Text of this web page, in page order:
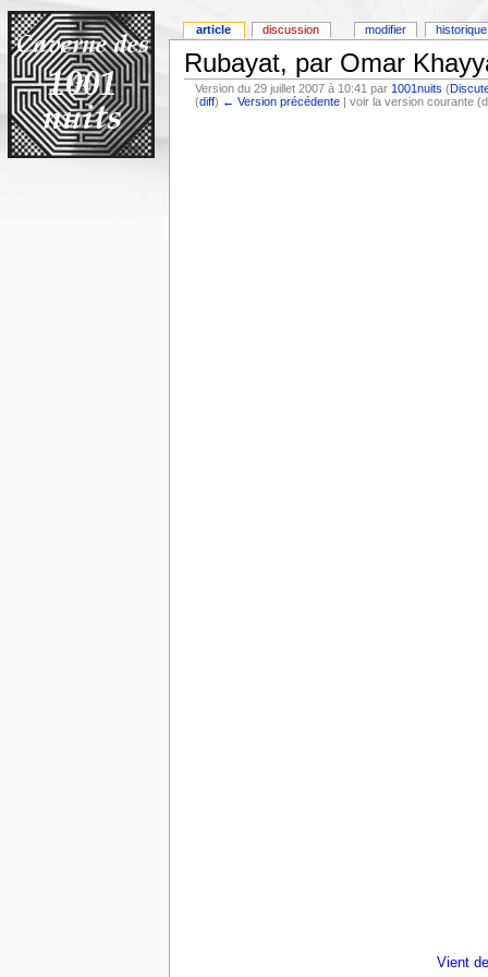
Rubayat, par Omar
Version du 29 juillet 2007 à 10:41 par 1001nuits (
(diff) ← Version précédente | voir la version courante
Vient
article discussion modifier historique